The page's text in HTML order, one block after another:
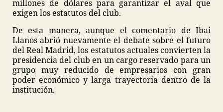
millones de dólares para garantizar el aval que
exigen los estatutos del club.
De esta manera, aunque el comentario de Ibai
Llanos abrió nuevamente el debate sobre el futuro
del Real Madrid, los estatutos actuales convierten la
presidencia del club en un cargo reservado para un
grupo muy reducido de empresarios con gran
poder económico y larga trayectoria dentro de la
institución.